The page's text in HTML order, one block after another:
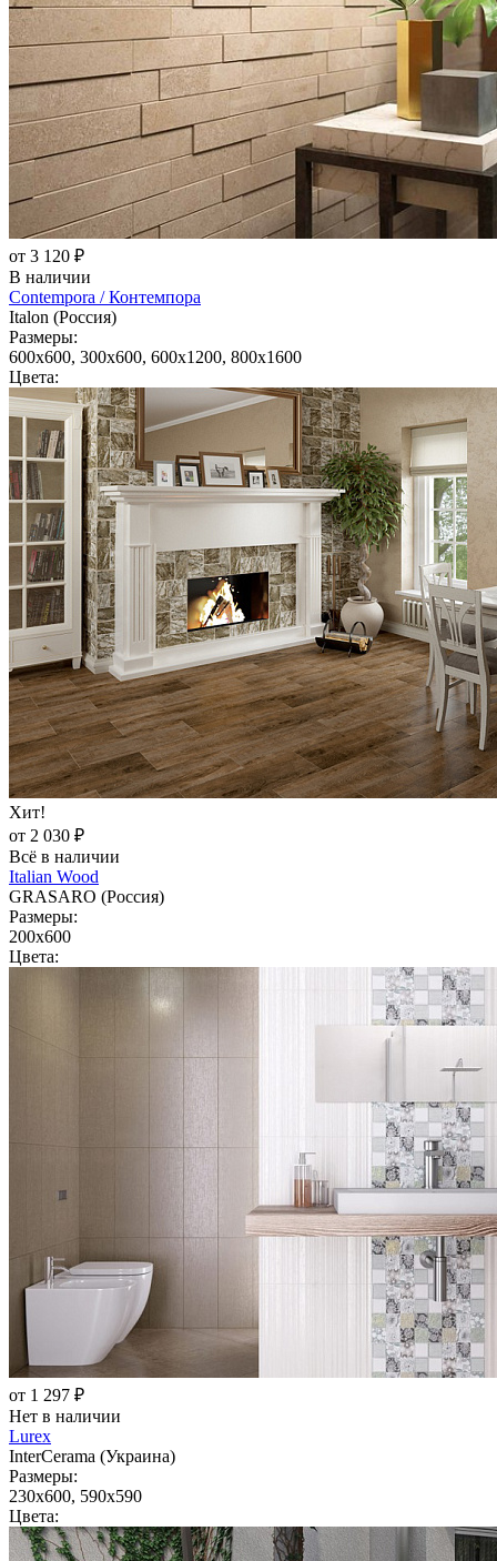
от 3 120 ₽
В наличии
Contempora / Контемпора
Italon (Россия)
Размеры:
600x600, 300x600, 600x1200, 800x1600
Цвета:
Хит!
от 2 030 ₽
Всё в наличии
Italian Wood
GRASARO (Россия)
Размеры:
200x600
Цвета:
от 1 297 ₽
Нет в наличии
Lurex
InterCerama (Украина)
Размеры:
230x600, 590x590
Цвета: